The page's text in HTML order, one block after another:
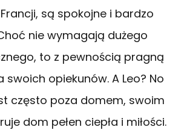
są spokojne i bardzo
nie wymagają dużego
to z pewnością pragną
opiekunów. A Leo? No
często poza domem, swoim
dom pełen ciepła i miłości.